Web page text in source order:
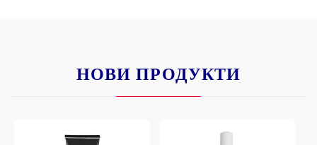
НОВИ ПРОДУКТИ